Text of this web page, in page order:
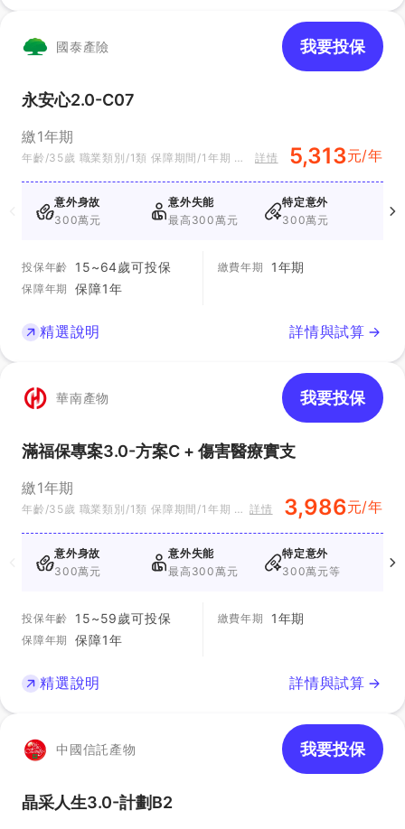
國泰產險 我要投保
永安心2.0-C07
繳1年期
年齡/35歲 職業類別/1類 保障期間/1年期 方
詳情 5,313元/年
意外身故
300萬元
意外失能
最高300萬元
特定意外
300萬元
投保年齡 15~64歲可投保
保障年期 保障1年
繳費年期 1年期
精選說明 詳情與試算
華南產物 我要投保
滿福保專案3.0-方案C + 傷害醫療實支
繳1年期
年齡/35歲 職業類別/1類 保障期間/1年期 方 詳情 3,986元/年
意外身故
300萬元
意外失能
最高300萬元
特定意外
300萬元等
投保年齡 15~59歲可投保
保障年期 保障1年
繳費年期 1年期
精選說明 詳情與試算
中國信託產物 我要投保
晶采人生3.0-計劃B2